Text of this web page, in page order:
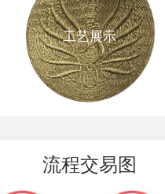
工艺展示
流程交易图